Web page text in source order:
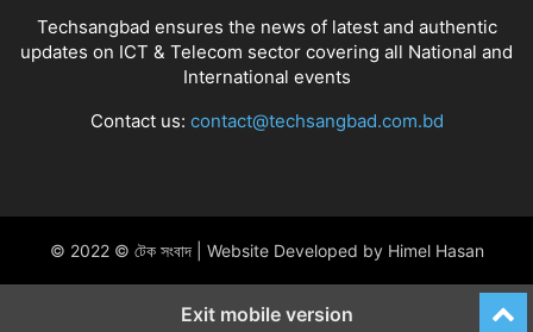
Techsangbad ensures the news of latest and authentic
updates on ICT & Telecom sector covering all National and
International events
Contact us: contact@techsangbad.com.bd
© 2022 © টেক সংবাদ | Website Developed by Himel Hasan
Exit mobile version